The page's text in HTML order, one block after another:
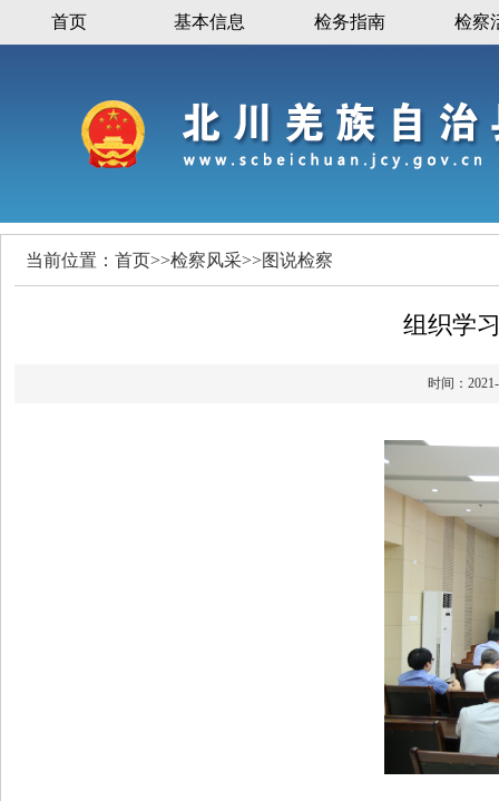
首页 基本信息 检务指南 检察
当前位置： 首页>>检察风采>>图说检察
组织学
时间：